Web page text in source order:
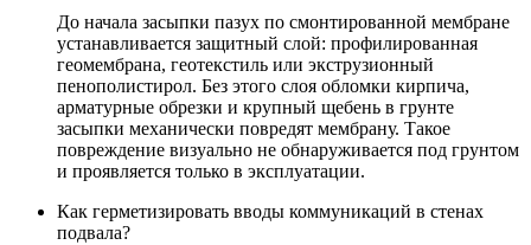
До начала засыпки пазух по смонтированной мембране
устанавливается защитный слой: профилированная
геомембрана, геотекстиль или экструзионный
пенополистирол. Без этого слоя обломки кирпича,
арматурные обрезки и крупный щебень в грунте
засыпки механически повредят мембрану. Такое
повреждение визуально не обнаруживается под грунтом
и проявляется только в эксплуатации.
Как герметизировать вводы коммуникаций в стенах
подвала?